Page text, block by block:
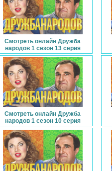
Смотреть онлайн Дружба
народов 1 сезон 13 серия
Смотреть онлайн Дружба
народов 1 сезон 10 серия